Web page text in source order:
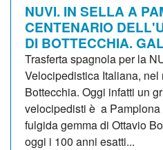
NUVI. IN SELLA A
CENTENARIO
DI BOTTECCHIA.
Trasferta spagnola per la
Velocipedistica Italiana, nel
Bottecchia. Oggi infatti un
velocipedisti è a
fulgida gemma di Ottavio
oggi i 100 anni esatti...